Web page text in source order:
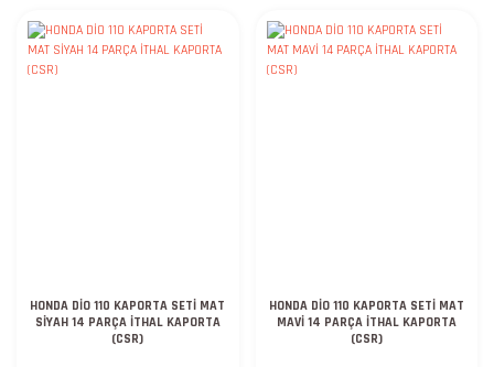
HONDA DİO 110 KAPORTA SETİ MAT
SİYAH 14 PARÇA İTHAL KAPORTA
(CSR)
HONDA DİO 110 KAPORTA SETİ MAT
MAVİ 14 PARÇA İTHAL KAPORTA
(CSR)